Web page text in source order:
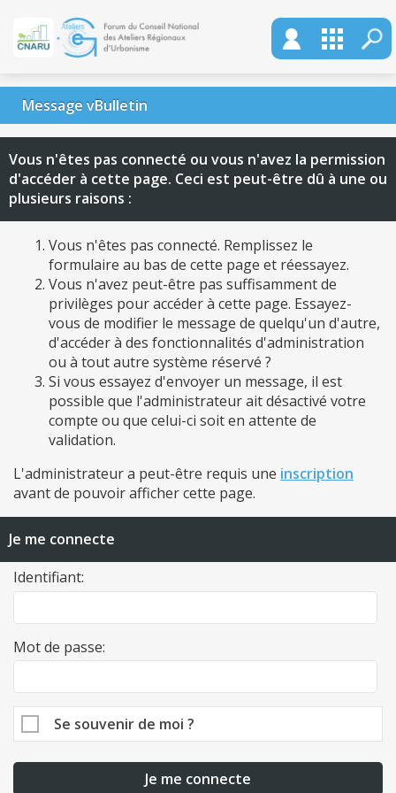
Message vBulletin
Vous n'êtes pas connecté ou vous n'avez la permission
d'accéder à cette page. Ceci est peut-être dû à une ou
plusieurs raisons :
Vous n'êtes pas connecté. Remplissez le
formulaire au bas de cette page et réessayez.
Vous n'avez peut-être pas suffisamment de
privilèges pour accéder à cette page. Essayez-
vous de modifier le message de quelqu'un d'autre,
d'accéder à des fonctionnalités d'administration
ou à tout autre système réservé ?
Si vous essayez d'envoyer un message, il est
possible que l'administrateur ait désactivé votre
compte ou que celui-ci soit en attente de
validation.
L'administrateur a peut-être requis une inscription
avant de pouvoir afficher cette page.
Je me connecte
Identifiant:
Mot de passe:
Se souvenir de moi ?
Je me connecte